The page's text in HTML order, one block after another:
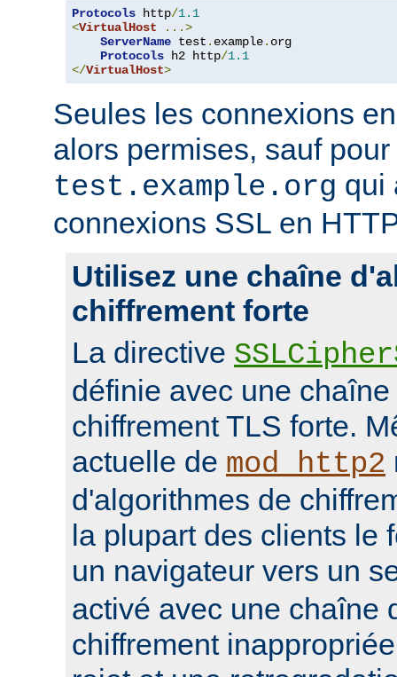
Protocols http/1.1
<VirtualHost
...>
ServerName test . example. org
Protocols h2 http/1.1
</VirtualHost>
Seules les connexions
alors permises, sauf
test.example.org qui
connexions SSL en
Utilisez une chaîne
chiffrement forte
La directive
définie avec une
chiffrement TLS forte.
actuelle de mod_http2
d'algorithmes de
la plupart des clients le
un navigateur vers un
activé avec une chaîne
chiffrement